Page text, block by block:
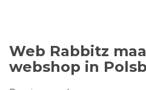
Web Rabbitz
webshop in